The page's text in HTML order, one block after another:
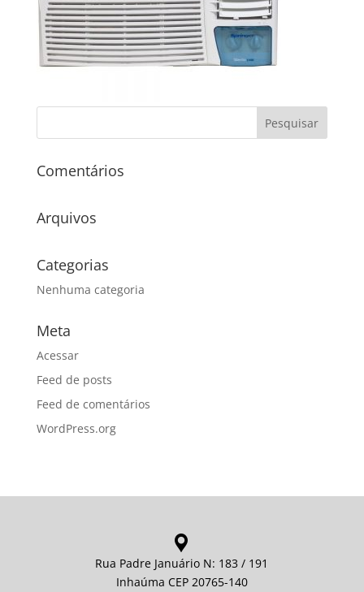
Comentários
Arquivos
Categorias
Nenhuma categoria
Meta
Acessar
Feed de posts
Feed de comentários
WordPress.org
Rua Padre Januário N: 183 / 191
Inhaúma CEP 20765-140